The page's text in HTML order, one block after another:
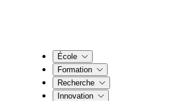
École
Formation
Recherche
Innovation